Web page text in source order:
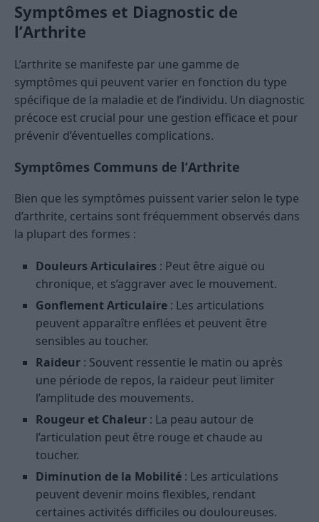
Symptômes et Diagnostic de
l’Arthrite
L’arthrite se manifeste par une gamme de
symptômes qui peuvent varier en fonction du type
spécifique de la maladie et de l’individu. Un diagnostic
précoce est crucial pour une gestion efficace et pour
prévenir d’éventuelles complications.
Symptômes Communs de l’Arthrite
Bien que les symptômes puissent varier selon le type
d’arthrite, certains sont fréquemment observés dans
la plupart des formes :
Douleurs Articulaires : Peut être aiguë ou
chronique, et s’aggraver avec le mouvement.
Gonflement Articulaire : Les articulations
peuvent apparaître enflées et peuvent être
sensibles au toucher.
Raideur : Souvent ressentie le matin ou après
une période de repos, la raideur peut limiter
l’amplitude des mouvements.
Rougeur et Chaleur : La peau autour de
l’articulation peut être rouge et chaude au
toucher.
Diminution de la Mobilité : Les articulations
peuvent devenir moins flexibles, rendant
certaines activités difficiles ou douloureuses.